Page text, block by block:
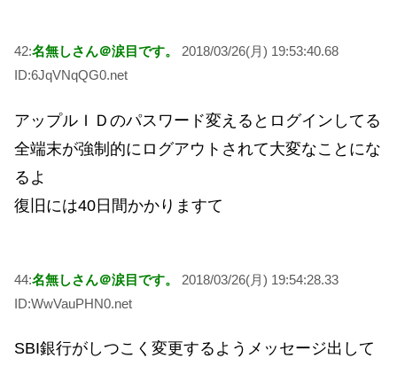
42:名無しさん＠涙目です。
2018/03/26(月) 19:53:40.68
ID:6JqVNqQG0.net
アップルＩＤのパスワード変えるとログインしてる
全端末が強制的にログアウトされて大変なことにな
るよ
復旧には40日間かかりますて
44:名無しさん＠涙目です。
2018/03/26(月) 19:54:28.33
ID:WwVauPHN0.net
SBI銀行がしつこく変更するようメッセージ出して